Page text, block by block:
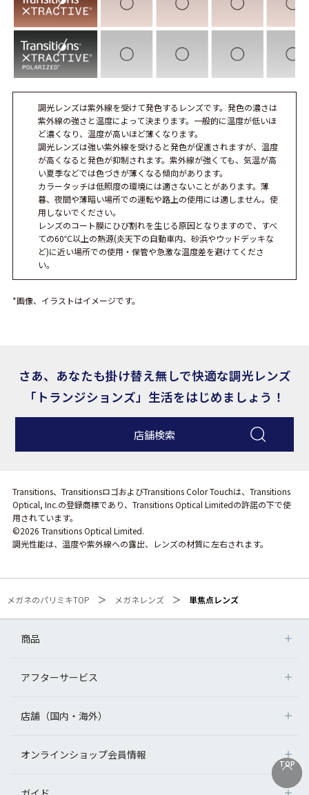
調光レンズは紫外線を受けて発色するレンズです。発色の濃さは
紫外線の強さと温度によって決まります。一般的に温度が低いほ
ど濃くなり、温度が高いほど薄くなります。
調光レンズは強い紫外線を受けると発色が促進されますが、温度
が高くなると発色が抑制されます。紫外線が強くても、気温が高
い夏季などでは色づきが薄くなる傾向があります。
カラータッチは低照度の環境には適さないことがあります。薄
暮、夜間や薄暗い場所での運転や路上の使用には適しません。使
用しないでください。
レンズのコート膜にひび割れを生じる原因となりますので、すべ
ての60℃以上の熱源(炎天下の自動車内、砂浜やウッドデッキな
ど)に近い場所での使用・保管や急激な温度差を避けてくださ
い。
*画像、イラストはイメージです。
さあ、あなたも掛け替え無しで快適な調光レンズ
「トランジションズ」生活をはじめましょう！
店舗検索
Transitions、TransitionsロゴおよびTransitions Color Touchは、Transitions
Optical, Inc.の登録商標であり、Transitions Optical Limitedの許諾の下で使
用されています。
©2026 Transitions Optical Limited.
調光性能は、温度や紫外線への露出、レンズの材質に左右されます。
メガネのパリミキTOP メガネレンズ 単焦点レンズ
TOP
TOP
商品
アフターサービス
店舗（国内・海外）
オンラインショップ会員情報